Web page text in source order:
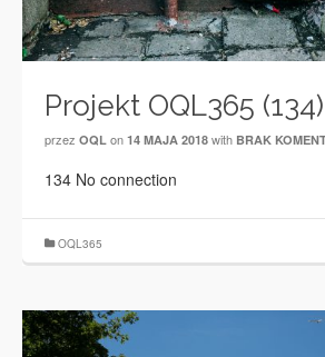
Projekt OQL365 (134)
przez OQL on 14 MAJA 2018 with BRAK
134 No connection
OQL365